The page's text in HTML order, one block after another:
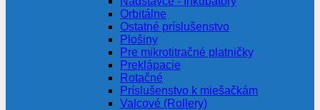
Orbitálne
Ostatné príslušenstvo
Plošiny
Pre mikrotitračné platničky
Preklápacie
Rotačné
Príslušenstvo k miešačkám
Valcové (Rollery)